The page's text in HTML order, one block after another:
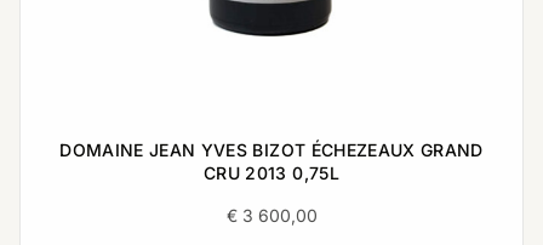
DOMAINE JEAN YVES BIZOT ÉCHEZEAUX GRAND
CRU 2013 0,75L
€3 600,00